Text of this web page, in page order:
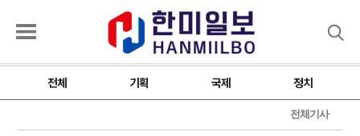
전체 기획 국제 정치
전체기사